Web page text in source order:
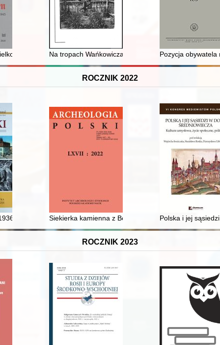
Łódzkiego. Nr 6 (2020)
wieś w latach 1939-1945
Na tropach Wańkowicza Pozycja
ROCZNIK 2022
Ciężkowice - 15 XI 2022, Tarnów)
Siekierka kamienna z Bolkowa nad jeziorem Świdwie
Polska i jej
ROCZNIK 2023